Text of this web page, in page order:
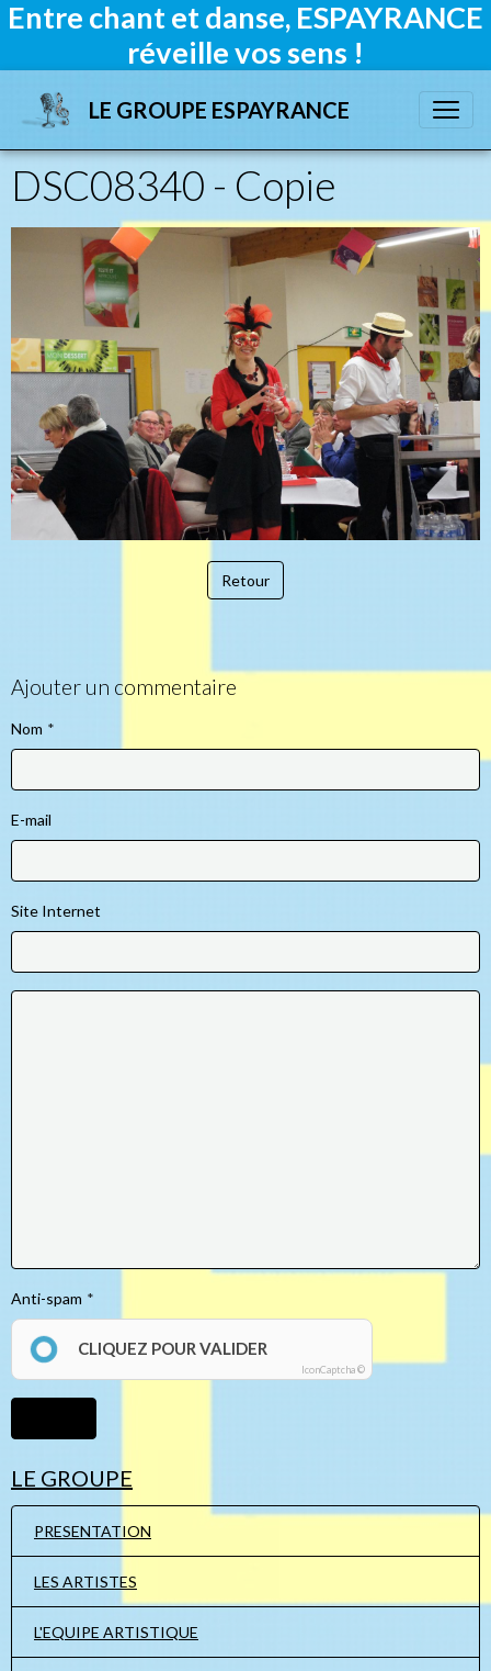
Entre chant et danse, ESPAYRANCE
réveille vos sens !
LE GROUPE ESPAYRANCE
DSC08340 - Copie
Retour
Ajouter un commentaire
Nom
E-mail
Site Internet
Anti-spam
CLIQUEZ POUR VALIDER
IconCaptcha ©
LE GROUPE
PRESENTATION
LES ARTISTES
L'EQUIPE ARTISTIQUE